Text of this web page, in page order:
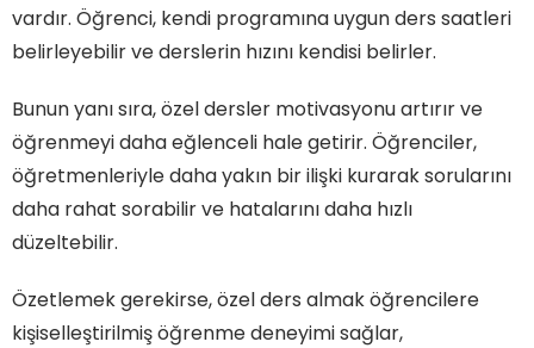
vardır. Öğrenci, kendi programına uygun ders saatleri
belirleyebilir ve derslerin hızını kendisi belirler.
Bunun yanı sıra, özel dersler motivasyonu artırır ve
öğrenmeyi daha eğlenceli hale getirir. Öğrenciler,
öğretmenleriyle daha yakın bir ilişki kurarak sorularını
daha rahat sorabilir ve hatalarını daha hızlı
düzeltebilir.
Özetlemek gerekirse, özel ders almak öğrencilere
kişiselleştirilmiş öğrenme deneyimi sağlar,